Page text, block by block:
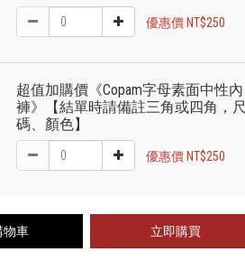
優惠價 NT$250
超值加購價《Copam字母素面中性內
褲》【結單時請備註三角或四角，尺
碼、顏色】
優惠價 NT$250
物車 立即購買